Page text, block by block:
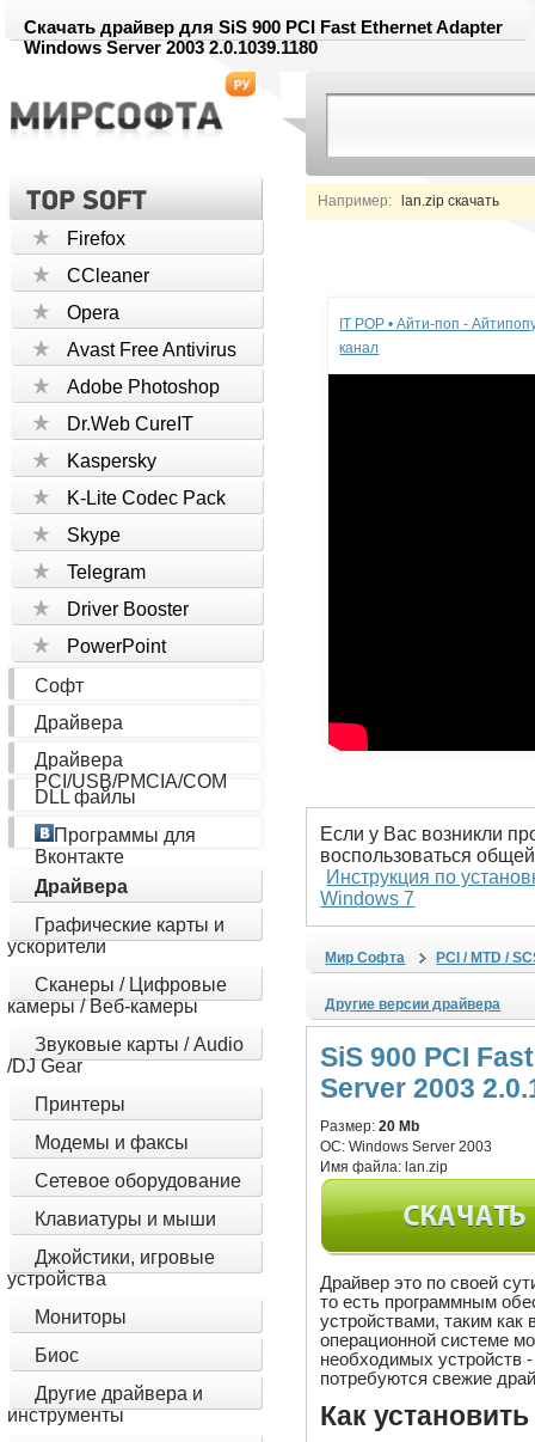
Скачать драйвер для SiS 900 PCI Fast Ethernet Adapter
Windows Server 2003 2.0.1039.1180
Например: lan.zip скачать
Firefox
CCleaner
Opera
Avast Free Antivirus
Adobe Photoshop
Dr.Web CureIT
Kaspersky
K-Lite Codec Pack
Skype
Telegram
Driver Booster
PowerPoint
Софт
Драйвера
Драйвера
PCI/USB/PMCIA/COM
DLL файлы
Программы для
Вконтакте
Драйвера
Графические карты и
ускорители
Сканеры / Цифровые
камеры / Веб-камеры
Звуковые карты / Audio
/DJ Gear
Принтеры
Модемы и факсы
Сетевое оборудование
Клавиатуры и мыши
Джойстики, игровые
устройства
Мониторы
Биос
Другие драйвера и
инструменты
IT POP • Айти-поп -
канал
Если у Вас возникли
воспользоваться
Инструкция по
Windows 7
Мир Софта PCI / MTD /
Другие версии драйвера
SiS 900 PCI
Server 2003
Размер:20 Mb
ОС:Windows Server 2003
Имя файла: lan.zip
Драйвер это по своей
то есть программным
устройствами, таким
операционной системе
необходимых устройств
потребуются свежие
Как